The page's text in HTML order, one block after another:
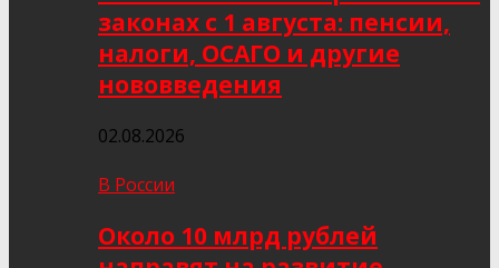
законах с 1 августа: пенсии,
налоги, ОСАГО и другие
нововведения
02.08.2026
В России
Около 10 млрд рублей